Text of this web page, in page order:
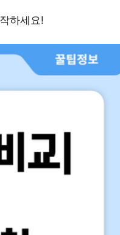
하세요!